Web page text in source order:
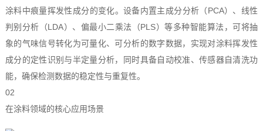
涂料中痕量挥发性成分的变化。设备内置主成分分析（PCA）、线性
判别分析（LDA）、偏最小二乘法（PLS）等多种智能算法，可将抽
象的气味信号转化为可量化、可分析的数字数据，实现对涂料挥发性
成分的定性识别与半定量分析，同时具备自动校准、传感器自清洗功
能，确保检测数据的稳定性与重复性。
02
在涂料领域的核心应用场景